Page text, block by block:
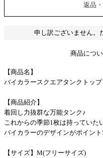
返品
申し訳ございません。
商品につ
【商品名】
バイカラースクエアタンクトップ
【商品紹介】
着回し力抜群な万能タンク♪
これからの季節1枚は持ってい
バイカラーのデザインがポイント
【サイズ】M(フリーサイズ)